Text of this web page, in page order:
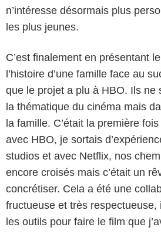
n’intéresse désormais plus
les plus jeunes.
C’est finalement en présentant
l’histoire d’une famille face au
que le projet a plu à HBO. Ils ne
la thématique du cinéma mais
la famille. C’était la première
avec HBO, je sortais
studios et avec Netflix, nos
encore croisés mais c’était un
concrétiser. Cela a été une
fructueuse et très respectueuse,
les outils pour faire le film que